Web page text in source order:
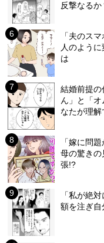
反撃なるか
「夫のス
人のよう
は
結婚前提
ん」と「
なたが理解
「嫁に問
母の驚き
張!?
「私が絶
額を注ぎ